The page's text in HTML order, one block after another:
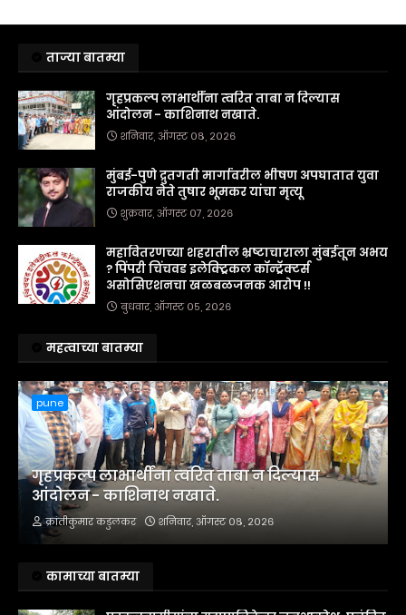
ताज्या बातम्या
गृहप्रकल्प लाभार्थींना त्वरित ताबा न दिल्यास
आंदोलन - काशिनाथ नखाते.
शनिवार, ऑगस्ट ०८, २०२६
मुंबई-पुणे द्रुतगती मार्गावरील भीषण अपघातात युवा
राजकीय नेते तुषार भूमकर यांचा मृत्यू
शुक्रवार, ऑगस्ट ०७, २०२६
महावितरणच्या शहरातील भ्रष्टाचाराला मुंबईतून अभय
? पिंपरी चिंचवड इलेक्ट्रिकल कॉन्ट्रॅक्टर्स
असोसिएशनचा खळबळजनक आरोप !!
बुधवार, ऑगस्ट ०५, २०२६
महत्वाच्या बातम्या
pune
गृहप्रकल्प लाभार्थींना त्वरित ताबा न दिल्यास
आंदोलन - काशिनाथ नखाते.
क्रांतीकुमार कडुलकर शनिवार, ऑगस्ट ०८, २०२६
कामाच्या बातम्या